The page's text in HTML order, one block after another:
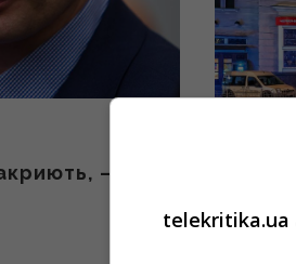
–
telekritika.ua